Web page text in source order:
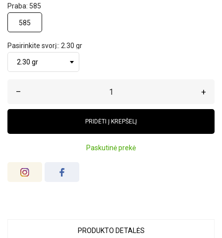
Praba: 585
585
Pasirinkite svorį:: 2.30 gr
– +
PRIDĖTI Į KREPŠELĮ
Paskutinė prekė
PRODUKTO DETALĖS